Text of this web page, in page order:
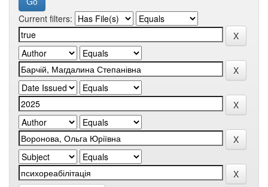
Current filters: